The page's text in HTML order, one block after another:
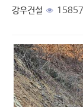
강우건설 15857